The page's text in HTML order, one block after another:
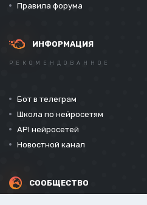
Правила форума
ИНФОРМАЦИЯ
РЕКОМЕНДОВАННОЕ
Бот в телеграм
Школа по нейросетям
API нейросетей
Новостной канал
СООБЩЕСТВО